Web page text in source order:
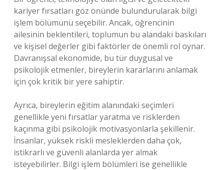
kariyer fırsatları göz önünde bulundurularak bilgi
işlem bölümünü seçebilir. Ancak, öğrencinin
ailesinin beklentileri, toplumun bu alandaki baskıları
ve kişisel değerler gibi faktörler de önemli rol oynar.
Davranışsal ekonomide, bu tür duygusal ve
psikolojik etmenler, bireylerin kararlarını anlamak
için çok kritik bir yere sahiptir.
Ayrıca, bireylerin eğitim alanındaki seçimleri
genellikle yeni fırsatlar yaratma ve risklerden
kaçınma gibi psikolojik motivasyonlarla şekillenir.
İnsanlar, yüksek riskli mesleklerden daha çok,
istikrarlı ve güvenli alanlarda yer almak
isteyebilirler. Bilgi işlem bölümleri ise genellikle